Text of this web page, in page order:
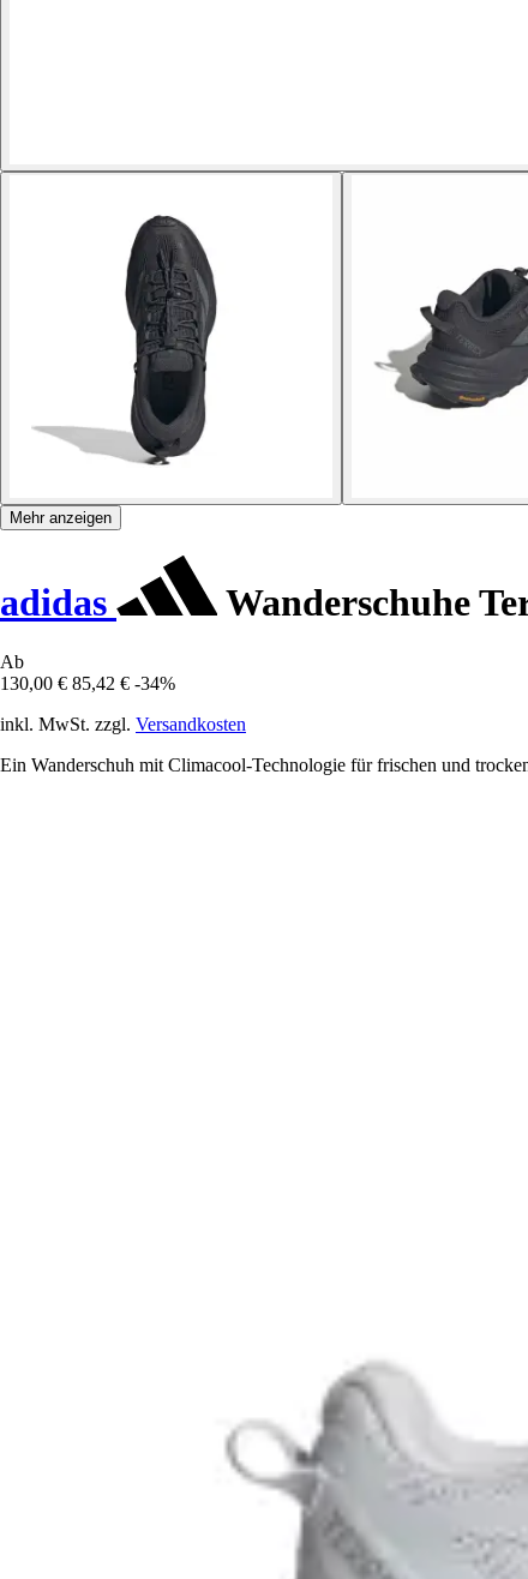
Mehr anzeigen
adidas Wanderschuhe
Ab
130,00 € 85,42 € -34%
inkl. MwSt. zzgl. Versandkosten
Ein Wanderschuh mit Climacool-Technologie für frischen und